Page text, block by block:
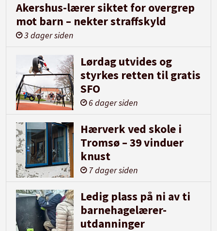
Akershus-lærer siktet for overgrep
mot barn – nekter straffskyld
3 dager siden
Lørdag utvides og
styrkes retten til gratis
SFO
6 dager siden
Hærverk ved skole i
Tromsø – 39 vinduer
knust
7 dager siden
Ledig plass på ni av ti
barnehagelærer-
utdanninger